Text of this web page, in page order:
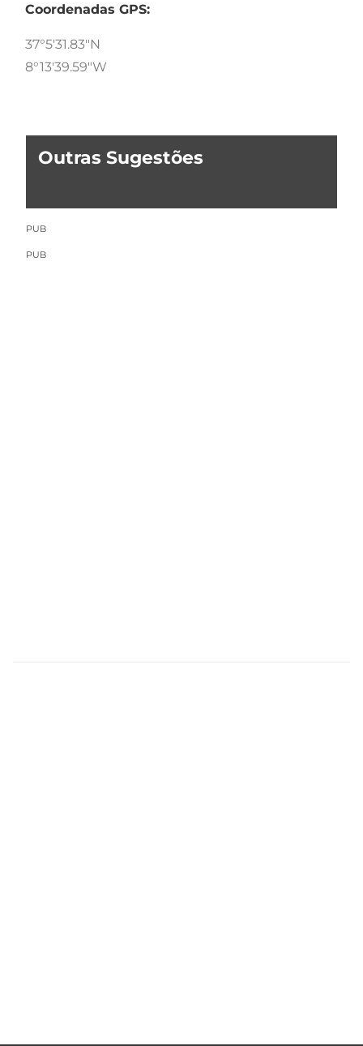
Coordenadas GPS:
37°5'31.83"N
8°13'39.59"W
Outras Sugestões
PUB
PUB